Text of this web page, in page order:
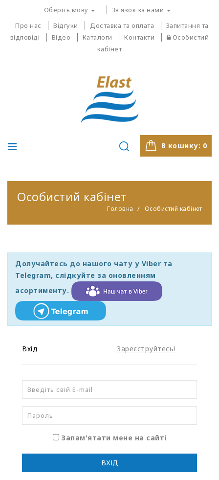
Оберіть мову
Зв'язок за нами
Про нас
Відгуки Доставка та оплата
Запитання та
відповіді
Відео Каталоги Контакти
Особистий
кабінет
В кошику: 0
Особистий кабінет
Головна Особистий кабінет
Долучайтесь до нашого чату у Viber та
Telegram, слідкуйте за оновленням
асортименту.
Вхід Зареєструйтесь!
Запам'ятати мене на сайті